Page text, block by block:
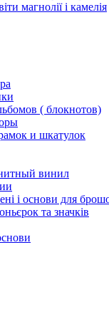
магнолії і камелія
( блокнотов)
и шкатулок
винил
і основи для
та значків